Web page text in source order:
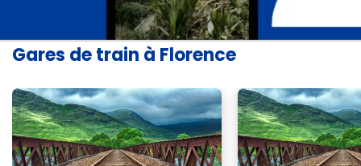
Gares de train à Florence